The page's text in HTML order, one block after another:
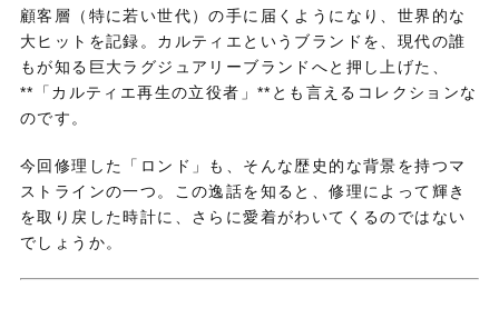
顧客層（特に若い世代）の手に届くようになり、世界的な
大ヒットを記録。カルティエというブランドを、現代の誰
もが知る巨大ラグジュアリーブランドへと押し上げた、
**「カルティエ再生の立役者」**とも言えるコレクションな
のです。
今回修理した「ロンド」も、そんな歴史的な背景を持つマ
ストラインの一つ。この逸話を知ると、修理によって輝き
を取り戻した時計に、さらに愛着がわいてくるのではない
でしょうか。